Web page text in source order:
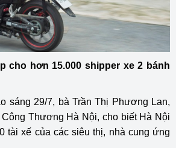
cho hơn 15.000 shipper xe 2 bánh
sáng 29/7, bà Trần Thị Phương Lan,
Thương Hà Nội, cho biết Hà Nội
tài xế của các siêu thị, nhà cung ứng